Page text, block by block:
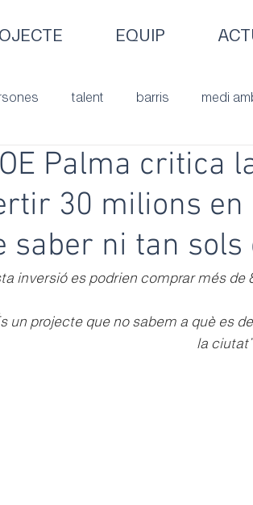
EQUIP
talent barris medi
Palma critica
30 milions en
saber ni tan
inversió es podrien comprar més
un projecte que no sabem a què es
la ciutat”